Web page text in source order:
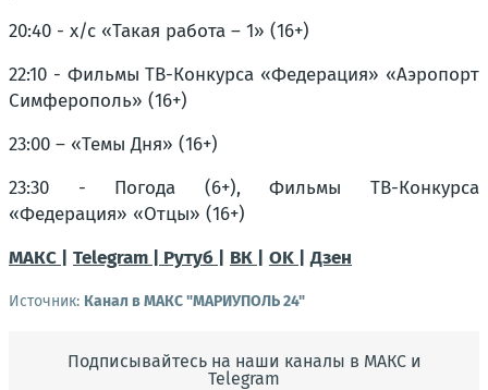
20:40 - х/с «Такая работа – 1» (16+)
22:10 - Фильмы ТВ-Конкурса «Федерация» «Аэропорт
Симферополь» (16+)
23:00 – «Темы Дня» (16+)
23:30 - Погода (6+), Фильмы ТВ-Конкурса
«Федерация» «Отцы» (16+)
МАКС |
Telegram | Рутуб | ВК | OK | Дзен
Источник: Канал в МАКС "МАРИУПОЛЬ 24"
Подписывайтесь на наши каналы в МАКС и
Telegram